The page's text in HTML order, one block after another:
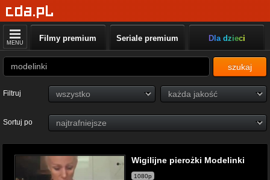
MENU Filmy premium Seriale premium Dla dzieci
szukaj
Filtruj
Sortuj po
Wigilijne pierożki Modelinki
1080p